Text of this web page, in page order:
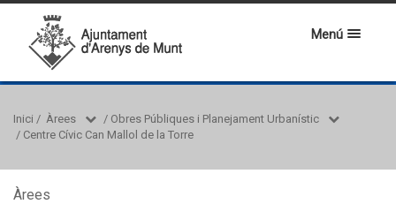
Menú
Inici / Àrees / Obres Públiques i Planejament Urbanístic
/ Centre Cívic Can Mallol de la Torre
Àrees